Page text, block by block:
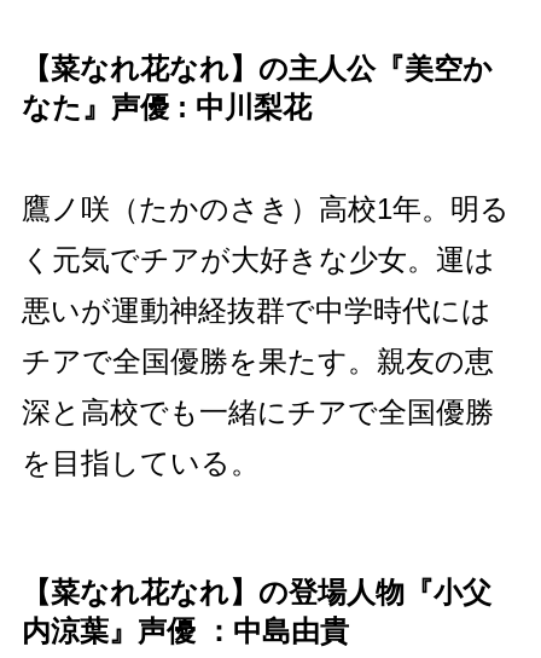
【菜なれ花なれ】の主人公『美空か
なた』声優 : 中川梨花
鷹ノ咲（たかのさき）高校1年。明る
く元気でチアが大好きな少女。運は
悪いが運動神経抜群で中学時代には
チアで全国優勝を果たす。親友の恵
深と高校でも一緒にチアで全国優勝
を目指している。
【菜なれ花なれ】の登場人物『小父
内涼葉』声優 ：中島由貴